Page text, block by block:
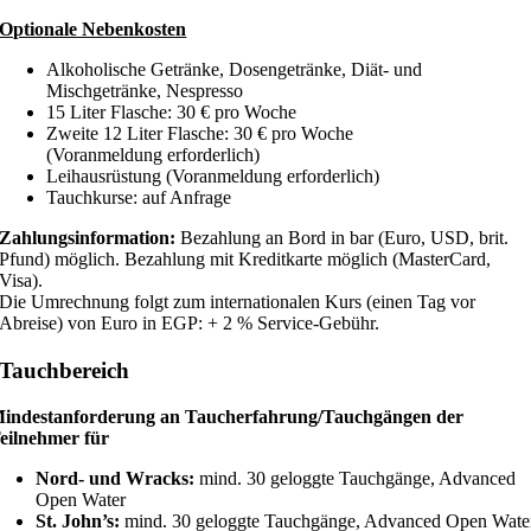
Optionale Nebenkosten
Alkoholische Getränke, Dosengetränke, Diät- und
Mischgetränke, Nespresso
15 Liter Flasche: 30 € pro Woche
Zweite 12 Liter Flasche: 30 € pro Woche
(Voranmeldung erforderlich)
Leihausrüstung (Voranmeldung erforderlich)
Tauchkurse: auf Anfrage
Zahlungsinformation:Bezahlung an Bord in bar (Euro, USD, brit.
Pfund) möglich. Bezahlung mit Kreditkarte möglich (MasterCard,
Visa).
Die Umrechnung folgt zum internationalen Kurs (einen Tag vor
Abreise) von Euro in EGP: + 2 % Service-Gebühr.
Tauchbereich
an Taucherfahrung/Tauchgängen der
für
Nord- und Wracks: mind. 30 geloggte Tauchgänge, Advanced
Open Water
St. John’s: mind. 30 geloggte Tauchgänge, Advanced Open